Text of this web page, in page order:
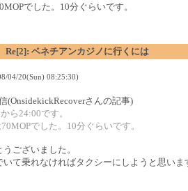
でした。10分ぐらいです。
Re[2]: ベネチアンカジノに行くには
04/20(Sun) 08:25:30)
(OnsidekickRecoverさんの記事)
ら24:00です。
でした。10分ぐらいです。
ございました。
いて乗れなければタクシーにしようと思いま